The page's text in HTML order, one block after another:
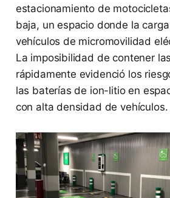
estacionamiento de
baja, un espacio donde la
vehículos de micromovilidad
La imposibilidad de contener
rápidamente evidenció los
las baterías de ion-litio en
con alta densidad de vehículos.